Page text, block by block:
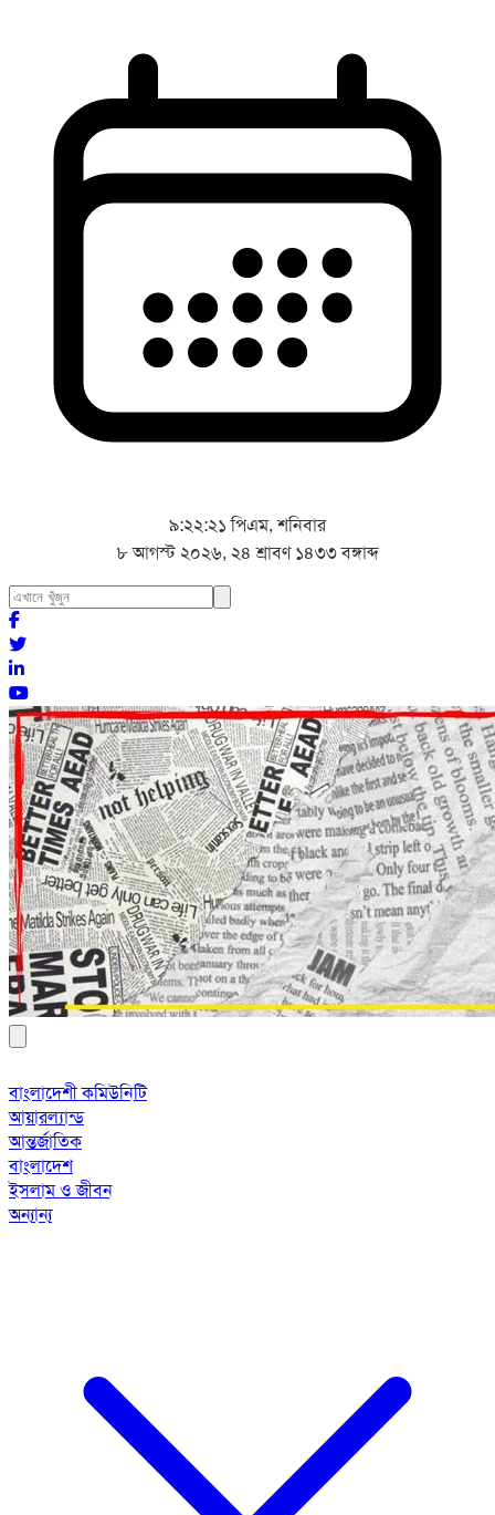
৯:২২:২৩ পিএম, শনিবার
৮ আগস্ট ২০২৬, ২৪ শ্রাবণ ১৪৩৩ বঙ্গাব্দ
বাংলাদেশী কমিউনিটি
আয়ারল্যান্ড
আন্তর্জাতিক
বাংলাদেশ
ইসলাম ও জীবন
অন্যান্য